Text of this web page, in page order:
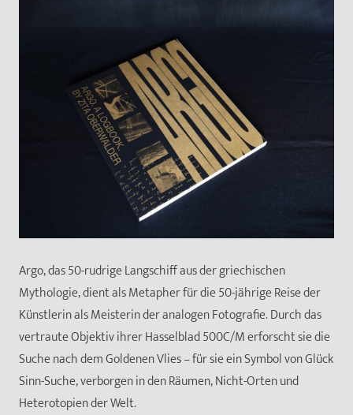
Argo, das 50-rudrige Langschiff aus der griechischen
Mythologie, dient als Metapher für die 50-jährige Reise der
Künstlerin als Meisterin der analogen Fotografie. Durch das
vertraute Objektiv ihrer Hasselblad 500C/M erforscht sie die
Suche nach dem Goldenen Vlies – für sie ein Symbol von Glück
Sinn-Suche, verborgen in den Räumen, Nicht-Orten und
Heterotopien der Welt.